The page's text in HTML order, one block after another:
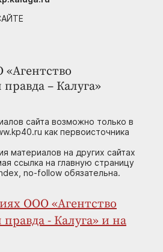
«Агентство
– Калуга»
сайта возможно только в
как первоисточника
материалов на других сайтах
ссылка на главную страницу
no-follow обязательна.
ООО «Агентство
- Калуга» и на